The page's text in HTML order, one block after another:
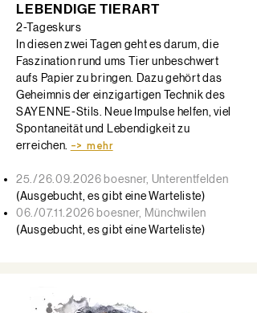
LEBENDIGE TIERART
2-Tageskurs
In diesen zwei Tagen geht es darum, die
Faszination rund ums Tier unbeschwert
aufs Papier zu bringen. Dazu gehört das
Geheimnis der einzigartigen Technik des
SAYENNE-Stils. Neue Impulse helfen, viel
Spontaneität und Lebendigkeit zu
erreichen. ​ -> mehr
25./26.09.2026 boesner, Unterentfelden
(Ausgebucht, es gibt eine Warteliste)
06./07.11.2026 boesner, Münchwilen​
(Ausgebucht, es gibt eine Warteliste)